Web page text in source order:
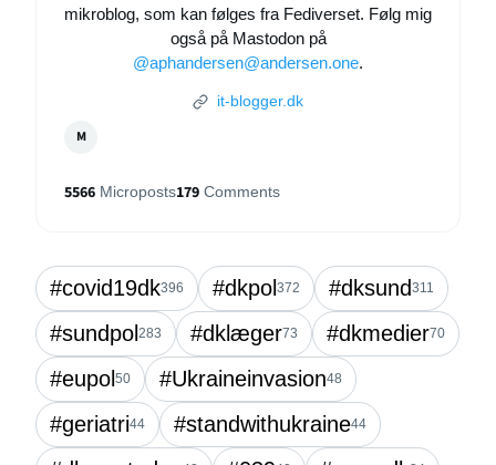
mikroblog, som kan følges fra Fediverset. Følg mig
også på Mastodon på
@aphandersen@andersen.one.
it-blogger.dk
M
5566 Microposts179 Comments
#covid19dk396 #dkpol372 #dksund311
#sundpol283 #dklæger73 #dkmedier70
#eupol50 #Ukraineinvasion48
#geriatri44 #standwithukraine44